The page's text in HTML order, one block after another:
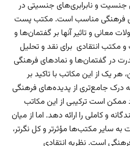
و نابرابری‌های جنسیتی در
فرهنگی مناسب است. مکتب پست
معانی و تاثیر آنها بر گفتمان‌ها و
مکتب انتقادی برای نقد و تحلیل
در گفتمان‌ها و نمادهای فرهنگی
هر یک از این مکاتب با تاکید بر
درک جامع‌تری از پدیده‌های فرهنگی
ممکن است ترکیبی از این مکاتب
و کاملی را ارائه دهد. اما از میان
سایر مکتب‌ها مؤثرتر و کل نگرتر،
است. نظریه انتقادی